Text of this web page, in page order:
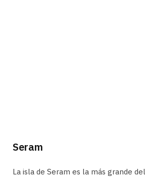
Seram
La isla de Seram es la más grande